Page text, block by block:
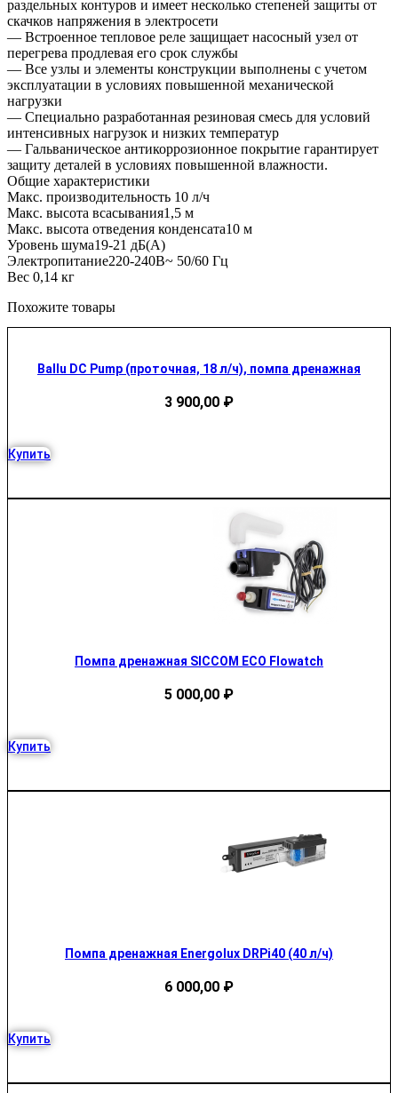
раздельных контуров и имеет несколько степеней защиты от
скачков напряжения в электросети
— Встроенное тепловое реле защищает насосный узел от
перегрева продлевая его срок службы
— Все узлы и элементы конструкции выполнены с учетом
эксплуатации в условиях повышенной механической
нагрузки
— Специально разработанная резиновая смесь для условий
интенсивных нагрузок и низких температур
— Гальваническое антикоррозионное покрытие гарантирует
защиту деталей в условиях повышенной влажности.
Общие характеристики
Макс. производительность 10 л/ч
Макс. высота всасывания1,5 м
Макс. высота отведения конденсата10 м
Уровень шума19-21 дБ(A)
Электропитание220-240В~ 50/60 Гц
Вес 0,14 кг
Похожите товары
Ballu DC Pump (проточная, 18 л/ч), помпа дренажная
3 900,00 ₽
Купить
Помпа дренажная SICCOM ECO Flowatch
5 000,00 ₽
Купить
Помпа дренажная Energolux DRPi40 (40 л/ч)
6 000,00 ₽
Купить